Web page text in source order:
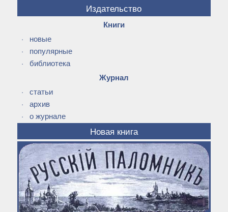
Издательство
Книги
· новые
· популярные
· библиотека
Журнал
· статьи
· архив
· о журнале
Новая книга